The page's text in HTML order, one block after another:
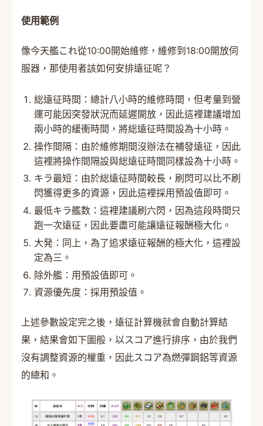
使用範例
像今天艦これ從10:00開始維修，維修到18:00開放伺
服器，那使用者該如何安排遠征呢？
総遠征時間：總計八小時的維修時間，但考量到營
運可能因突發狀況而延遲開放，因此這裡建議增加
兩小時的緩衝時間，將総遠征時間設為十小時。
操作間隔：由於維修期間沒辦法在補發遠征，因此
這裡將操作間隔設與総遠征時間同樣設為十小時。
キラ最短：由於総遠征時間較長，刷閃可以比不刷
閃獲得更多的資源，因此這裡採用預設值即可。
最低キラ艦数：這裡建議刷六閃，因為這段時間只
跑一次遠征，因此要盡可能讓遠征報酬極大化。
大発：同上，為了追求遠征報酬的極大化，這裡設
定為三。
除外艦：用預設值即可。
資源優先度：採用預設值。
上述參數設定完之後，遠征計算機就會自動計算結
果，結果會如下圖般，以スコア進行排序，由於我們
沒有調整資源的權重，因此スコア為燃彈鋼鋁等資源
的總和。